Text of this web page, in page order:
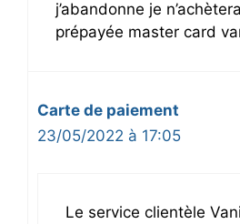
j’abandonne je
prépayée master card
Carte de paiement
23/05/2022 à 17:05
Le service clientèle